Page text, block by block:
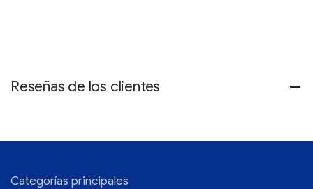
Reseñas de los clientes
Categorías principales